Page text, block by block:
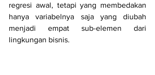
regresi awal, tetapi yang membedakan
hanya variabelnya saja yang diubah
menjadi empat sub-elemen dari
lingkungan bisnis.